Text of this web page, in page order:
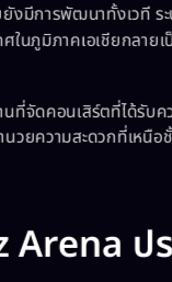
งมีการพัฒนาทั้งเวที
ในภูมิภาคเอเชียกลา
ที่จัดคอนเสิร์ตที่ได้รับ
ยความสะดวกที่เหนื
ป